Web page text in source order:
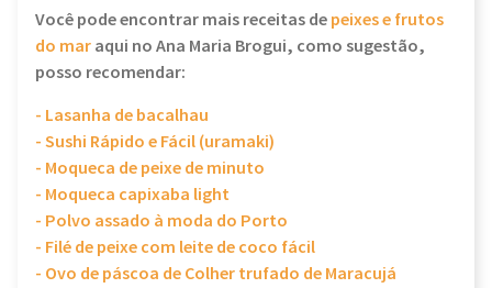
Você pode encontrar mais receitas depeixes e frutos
do maraqui no Ana Maria Brogui, como sugestão,
posso recomendar:
- Lasanha de bacalhau
- Sushi Rápido e Fácil (uramaki)
- Moqueca de peixe de minuto
- Moqueca capixaba light
- Polvo assado à moda do Porto
- Filé de peixe com leite de coco fácil
- Ovo de páscoa de Colher trufado de Maracujá